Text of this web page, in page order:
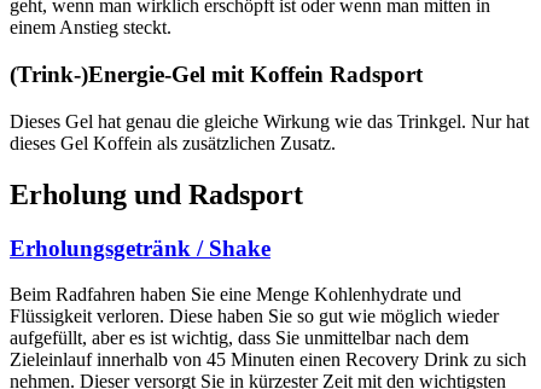
geht, wenn man wirklich erschöpft ist oder wenn man mitten in
einem Anstieg steckt.
(Trink-)Energie-Gel mit Koffein Radsport
Dieses Gel hat genau die gleiche Wirkung wie das Trinkgel. Nur hat
dieses Gel Koffein als zusätzlichen Zusatz.
Erholung und Radsport
Erholungsgetränk / Shake
Beim Radfahren haben Sie eine Menge Kohlenhydrate und
Flüssigkeit verloren. Diese haben Sie so gut wie möglich wieder
aufgefüllt, aber es ist wichtig, dass Sie unmittelbar nach dem
Zieleinlauf innerhalb von 45 Minuten einen Recovery Drink zu sich
nehmen. Dieser versorgt Sie in kürzester Zeit mit den wichtigsten